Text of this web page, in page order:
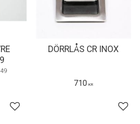
Lägg till i favoriter
DÖRRLÅS CR INOX
710 KR